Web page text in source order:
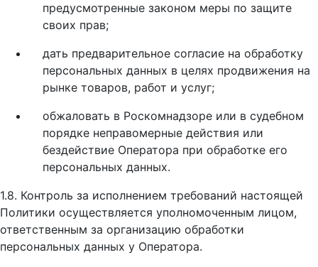
предусмотренные законом меры по защите
своих прав;
дать предварительное согласие на обработку
персональных данных в целях продвижения на
рынке товаров, работ и услуг;
обжаловать в Роскомнадзоре или в судебном
порядке неправомерные действия или
бездействие Оператора при обработке его
персональных данных.
1.8. Контроль за исполнением требований настоящей
Политики осуществляется уполномоченным лицом,
ответственным за организацию обработки
персональных данных у Оператора.